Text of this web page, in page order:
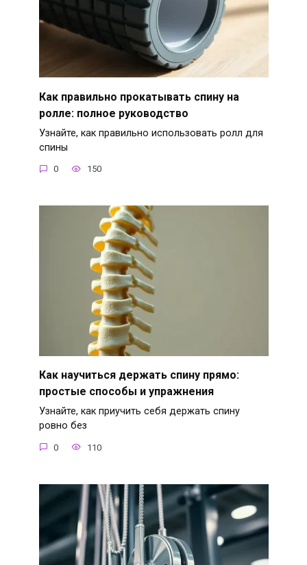
Как правильно прокатывать спину на
ролле: полное руководство
Узнайте, как правильно использовать ролл для
спины
0 150
Как научиться держать спину прямо:
простые способы и упражнения
Узнайте, как приучить себя держать спину
ровно без
0 110